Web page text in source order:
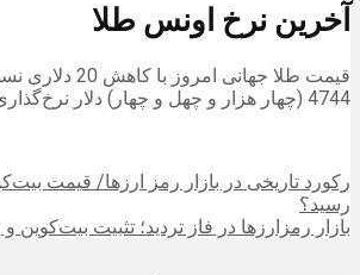
آخرین نرخ اونس طلا
قیمت طلا جهانی
4744 (چهار هزار و چهل و چهار) دلار نرخ‌گذاری شد.
رکورد تاریخی در بازار رمز ارزها/ قیمت
رسید؟
بازار رمزارزها در فاز تردید؛ تثبیت بیت‌کوین و